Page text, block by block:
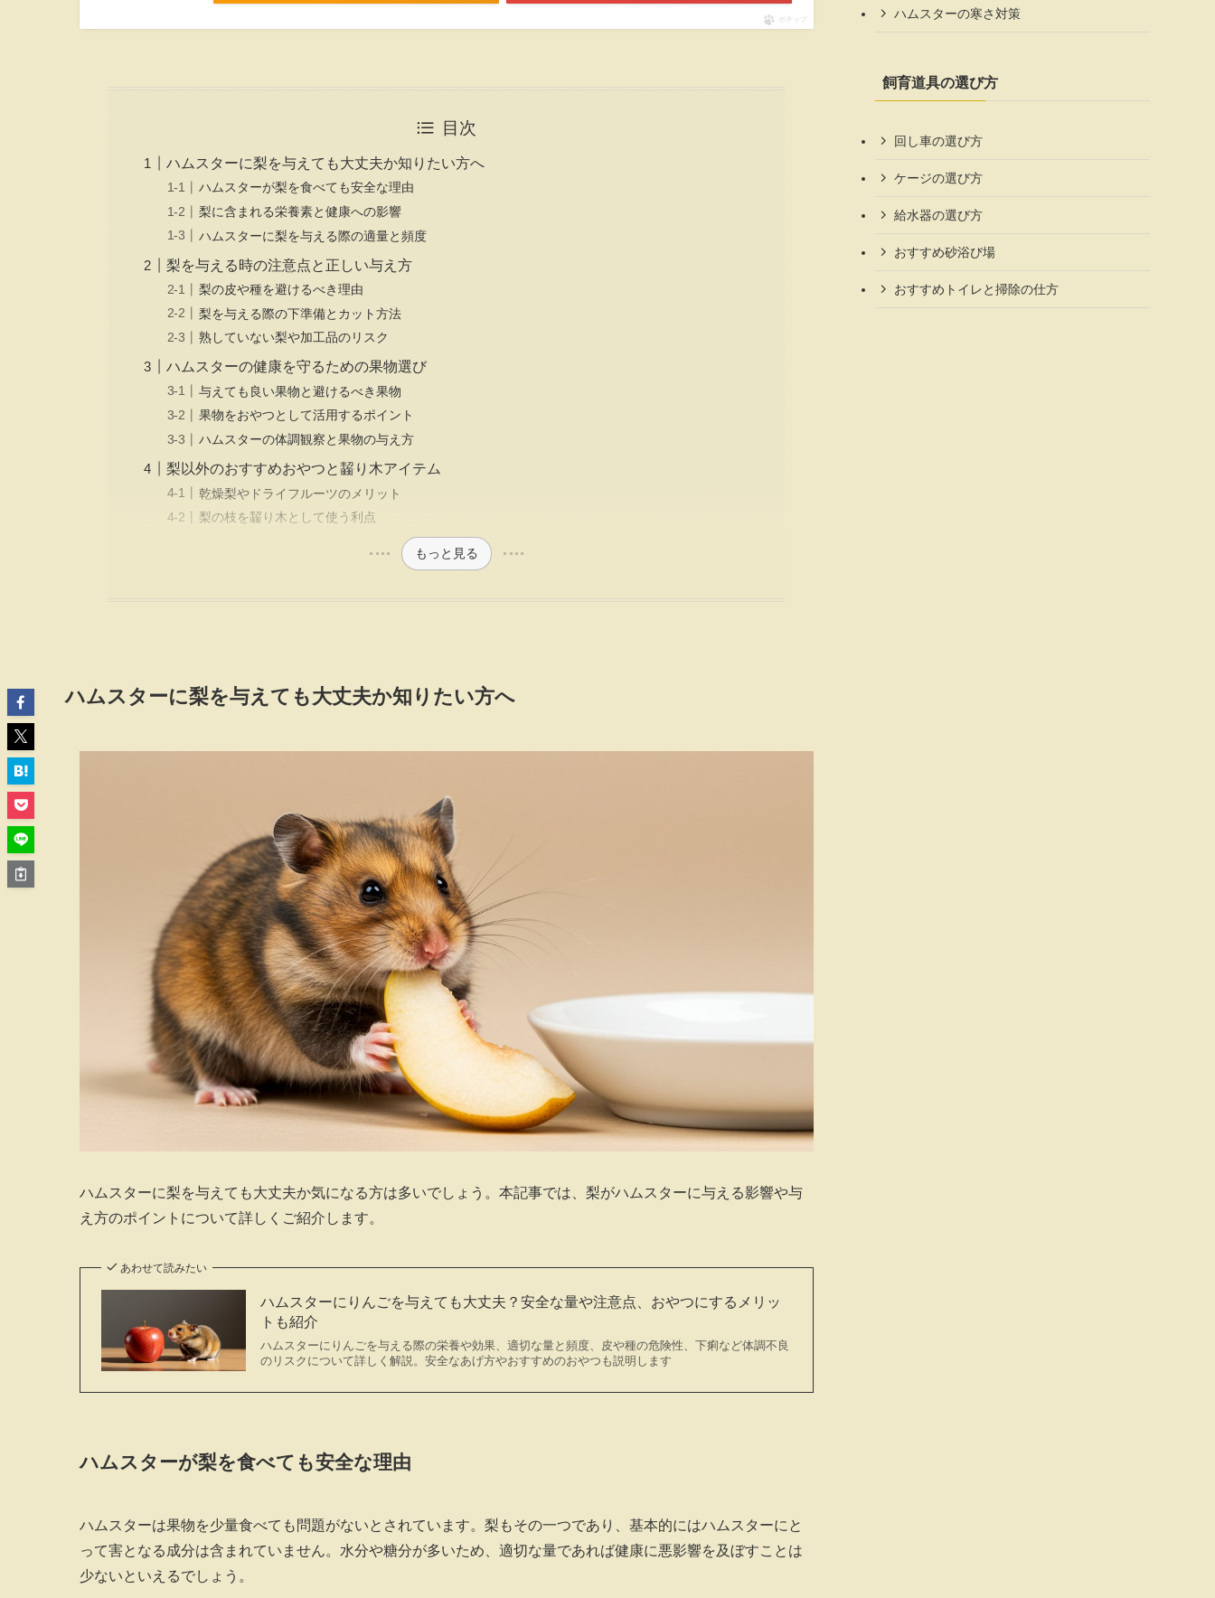
ポチップ
目次
ハムスターに梨を与えても大丈夫か知りたい方へ
ハムスターが梨を食べても安全な理由
梨に含まれる栄養素と健康への影響
ハムスターに梨を与える際の適量と頻度
梨を与える時の注意点と正しい与え方
梨の皮や種を避けるべき理由
梨を与える際の下準備とカット方法
熟していない梨や加工品のリスク
ハムスターの健康を守るための果物選び
与えても良い果物と避けるべき果物
果物をおやつとして活用するポイント
ハムスターの体調観察と果物の与え方
梨以外のおすすめおやつと齧り木アイテム
乾燥梨やドライフルーツのメリット
梨の枝を齧り木として使う利点
もっと見る
ハムスターに梨を与えても大丈夫か知りたい方へ
ハムスターに梨を与えても大丈夫か気になる方は多いでしょう。本記事では、梨がハムスターに与える影響や与
え方のポイントについて詳しくご紹介します。
あわせて読みたい
ハムスターにりんごを与えても大丈夫？安全な量や注意点、おやつにするメリッ
トも紹介
ハムスターにりんごを与える際の栄養や効果、適切な量と頻度、皮や種の危険性、下痢など体調不良
のリスクについて詳しく解説。安全なあげ方やおすすめのおやつも説明します
ハムスターが梨を食べても安全な理由
ハムスターは果物を少量食べても問題がないとされています。梨もその一つであり、基本的にはハムスターにと
って害となる成分は含まれていません。水分や糖分が多いため、適切な量であれば健康に悪影響を及ぼすことは
少ないといえるでしょう。
ハムスターの寒さ対策
飼育道具の選び方
回し車の選び方
ケージの選び方
給水器の選び方
おすすめ砂浴び場
おすすめトイレと掃除の仕方